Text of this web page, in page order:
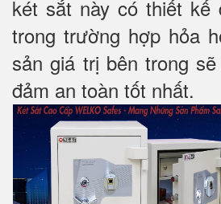
két sắt này có thiết kế
trong trường hợp hỏa
sản giá trị bên trong
đảm an toàn tốt nhất.